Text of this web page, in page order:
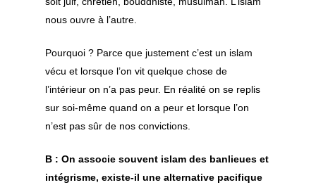
nous ouvre à l’autre.
Pourquoi ? Parce que justement c’est un islam
vécu et lorsque l’on vit quelque chose de
l’intérieur on n’a pas peur. En réalité on se replis
sur soi-même quand on a peur et lorsque l’on
n’est pas sûr de nos convictions.
B : On associe souvent islam des banlieues et
intégrisme, existe-il une alternative pacifique